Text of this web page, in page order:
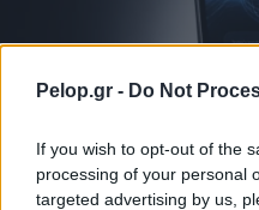
Pelop.gr - Do Not
If you wish to opt-out of the
processing of your personal
targeted advertising by us,
Η OpenAI σταματά το
μαθηματικά αινίγματα